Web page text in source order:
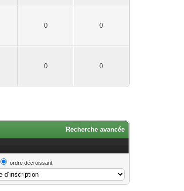
0 0
0 0
Recherche avancée
ordre décroissant